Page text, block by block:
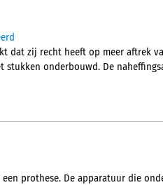
dat zij recht heeft op meer aftrek
onderbouwd. De
prothese. De apparatuur die